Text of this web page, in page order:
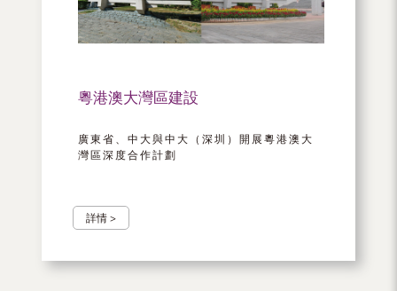
粵港澳大灣區建設
廣東省、中大與中大（深圳）開展粵港澳大
灣區深度合作計劃
詳情 >